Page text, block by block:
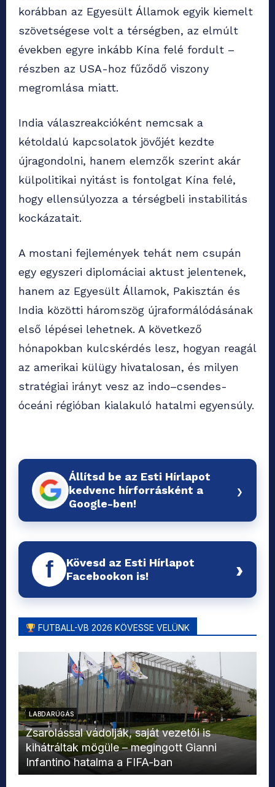
korábban az Egyesült Államok egyik kiemelt
szövetségese volt a térségben, az elmúlt
években egyre inkább Kína felé fordult –
részben az USA-hoz fűződő viszony
megromlása miatt.
India válaszreakcióként nemcsak a
kétoldalú kapcsolatok jövőjét kezdte
újragondolni, hanem elemzők szerint akár
külpolitikai nyitást is fontolgat Kína felé,
hogy ellensúlyozza a térségbeli instabilitás
kockázatait.
A mostani fejlemények tehát nem csupán
egy egyszeri diplomáciai aktust jelentenek,
hanem az Egyesült Államok, Pakisztán és
India közötti háromszög újraformálódásának
első lépései lehetnek. A következő
hónapokban kulcskérdés lesz, hogyan reagál
az amerikai külügy hivatalosan, és milyen
stratégiai irányt vesz az indo–csendes-
óceáni régióban kialakuló hatalmi egyensúly.
Állítsd be az Esti Hírlapot
kedvenc hírforrásként a
Google-ben!
›
f
Kövesd az Esti Hírlapot
Facebookon is!
›
FUTBALL-VB 2026 KÖVESSE VELÜNK
LABDARÚGÁS
Zsarolással vádolják, saját vezetői is
kihátráltak mögüle – megingott Gianni
Infantino hatalma a FIFA-ban